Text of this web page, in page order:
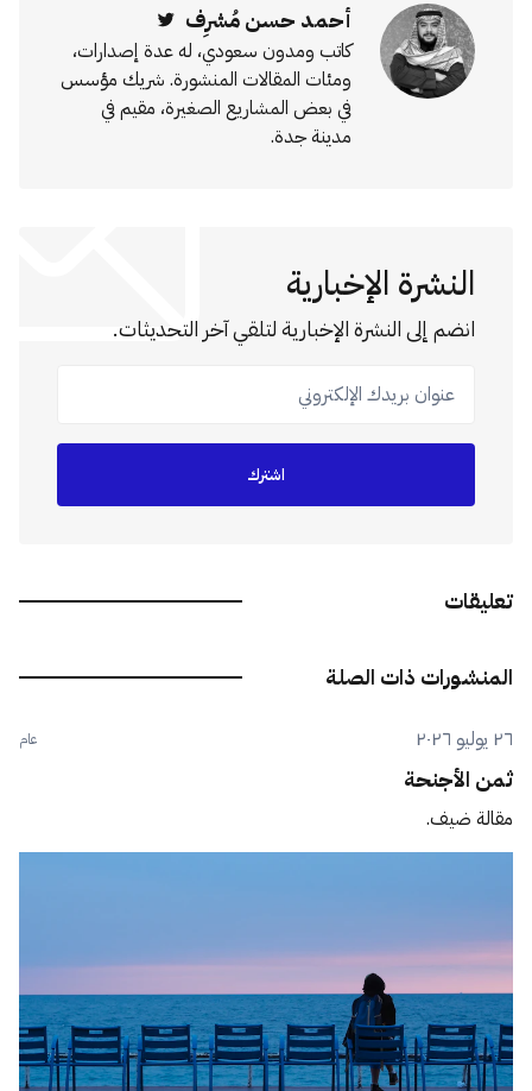
أحمد حسن مُشرِف
كاتب ومدون سعودي، له عدة إصدارات،
ومئات المقالات المنشورة. شريك مؤسس
في بعض المشاريع الصغيرة، مقيم في
مدينة جدة.
النشرة الإخبارية
انضم إلى النشرة الإخبارية لتلقي آخر التحديثات.
عنوان بريدك الإلكتروني
اشترك
تعليقات
المنشورات ذات الصلة
٢٦ يوليو ٢٠٢٦ عام
ثمن الأجنحة
مقالة ضيف.